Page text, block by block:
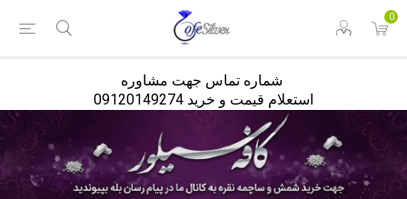
0
استعلام قیمت و خرید 09120149274